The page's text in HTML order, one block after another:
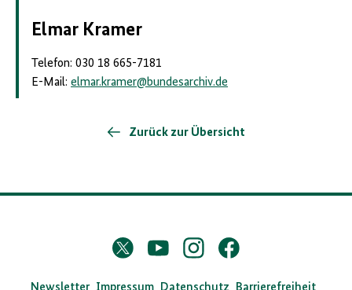
Elmar Kramer
Telefon: 030 18 665-7181
E-Mail: elmar.kramer@bundesarchiv.de
Zurück zur Übersicht
D
Twitter
X
YouTubeInstagramFacebook